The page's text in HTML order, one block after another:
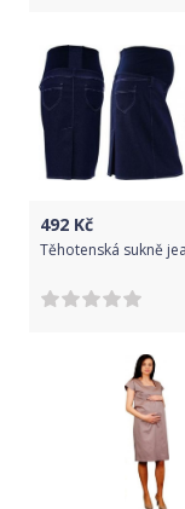
492 Kč